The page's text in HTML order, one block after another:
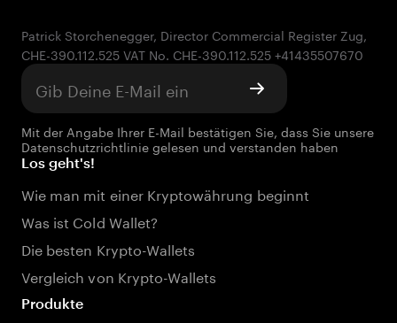
Patrick Storchenegger, Director Commercial Register Zug,
Mit der Angabe Ihrer E-Mail bestätigen Sie, dass Sie unsere
Datenschutzrichtliniegelesen und verstanden haben
Los geht's!
Wie man mit einer Kryptowährung beginnt
Was ist Cold Wallet?
Die besten Krypto-Wallets
Vergleich von Krypto-Wallets
Produkte